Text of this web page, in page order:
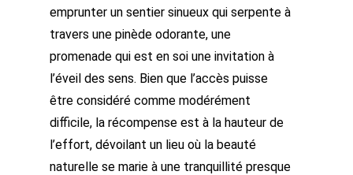
emprunter un sentier sinueux qui serpente à
travers une pinède odorante, une
promenade qui est en soi une invitation à
l’éveil des sens. Bien que l’accès puisse
être considéré comme modérément
difficile, la récompense est à la hauteur de
l’effort, dévoilant un lieu où la beauté
naturelle se marie à une tranquillité presque